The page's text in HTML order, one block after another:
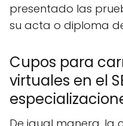
presentado las
su acta o diploma
Cupos para
virtuales en el